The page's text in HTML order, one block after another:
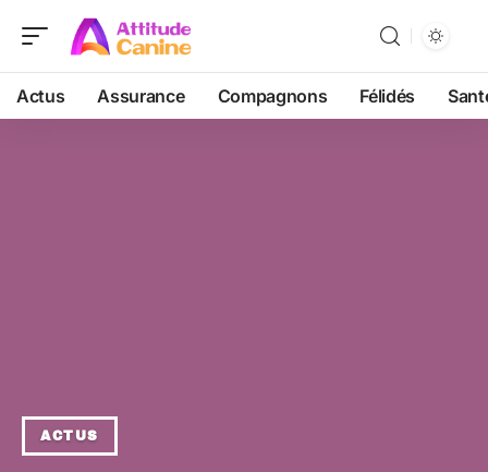
Actus Assurance Compagnons Félidés
ACTUS